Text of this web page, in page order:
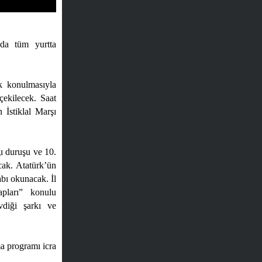
tüm yurtta
konulmasıyla
Saat
İstiklal Marşı
duruşu ve 10.
Atatürk’ün
okunacak. İl
konulu
şarkı ve
programı icra